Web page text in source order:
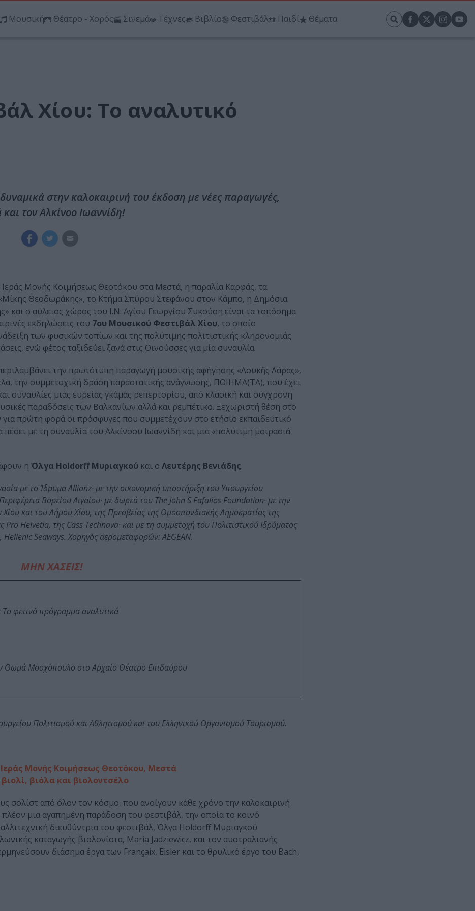
Μουσική Θέατρο - Χορός Σινεμά Τέχνες Βιβλίο Φεστιβάλ Παιδί Θέματα
Χίου: Το αναλυτικό
στην καλοκαιρινή του έκδοση με νέες παραγωγές,
τον Αλκίνοο Ιωαννίδη!
Μονής Κοιμήσεως Θεοτόκου στα Μεστά, η παραλία Καρφάς, τα
Θεοδωράκης», το Κτήμα Σπύρου Στεφάνου στον Κάμπο, η Δημόσια
και ο αύλειος χώρος του Ι.Ν. Αγίου Γεωργίου Συκούση είναι τα τοπόσημα
εκδηλώσεις του 7oυ Μουσικού Φεστιβάλ Χίου, το οποίο
των φυσικών τοπίων και της πολύτιμης πολιτιστικής κληρονομιάς
ενώ φέτος ταξιδεύει ξανά στις Οινούσσες για μία συναυλία.
την πρωτότυπη παραγωγή μουσικής αφήγησης «Λουκῆς Λάρας»,
την συμμετοχική δράση παραστατικής ανάγνωσης, ΠΟΙΗΜΑ(ΤΑ), που έχει
συναυλίες μιας ευρείας γκάμας ρεπερτορίου, από κλασική και σύγχρονη
παραδόσεις των Βαλκανίων αλλά και ρεμπέτικο. Ξεχωριστή θέση στο
πρώτη φορά οι πρόσφυγες που συμμετέχουν στο ετήσιο εκπαιδευτικό
με τη συναυλία του Αλκίνοου Ιωαννίδη και μια «πολύτιμη μοιρασιά
η Όλγα Holdorff Μυριαγκού και ο Λευτέρης Βενιάδης.
με το Ίδρυμα Allianz· με την οικονομική υποστήριξη του Υπουργείου
Βορείου Αιγαίου· με δωρεά του The John S Fafalios Foundation· με την
και του Δήμου Χίου, της Πρεσβείας της Ομοσπονδιακής Δημοκρατίας της
Helvetia, της Cass Technava· και με τη συμμετοχή του Πολιτιστικού Ιδρύματος
Seaways. Χορηγός αερομεταφορών: AEGEAN.
ΜΗΝ ΧΑΣΕΙΣ!
φετινό πρόγραμμα αναλυτικά
Θωμά Μοσχόπουλο στο Αρχαίο Θέατρο Επιδαύρου
Πολιτισμού και Αθλητισμού και του Ελληνικού Οργανισμού Τουρισμού.
Μονής Κοιμήσεως Θεοτόκου, Μεστά
βιόλα και βιολοντσέλο
σολίστ από όλον τον κόσμο, που ανοίγουν κάθε χρόνο την καλοκαιρινή
μια αγαπημένη παράδοση του φεστιβάλ, την οποία το κοινό
διευθύντρια του φεστιβάλ, Όλγα Holdorff Μυριαγκού
καταγωγής βιολονίστα, Maria Jadziewicz, και τον αυστραλιανής
διάσημα έργα των Françaix, Eisler και το θρυλικό έργο του Bach,